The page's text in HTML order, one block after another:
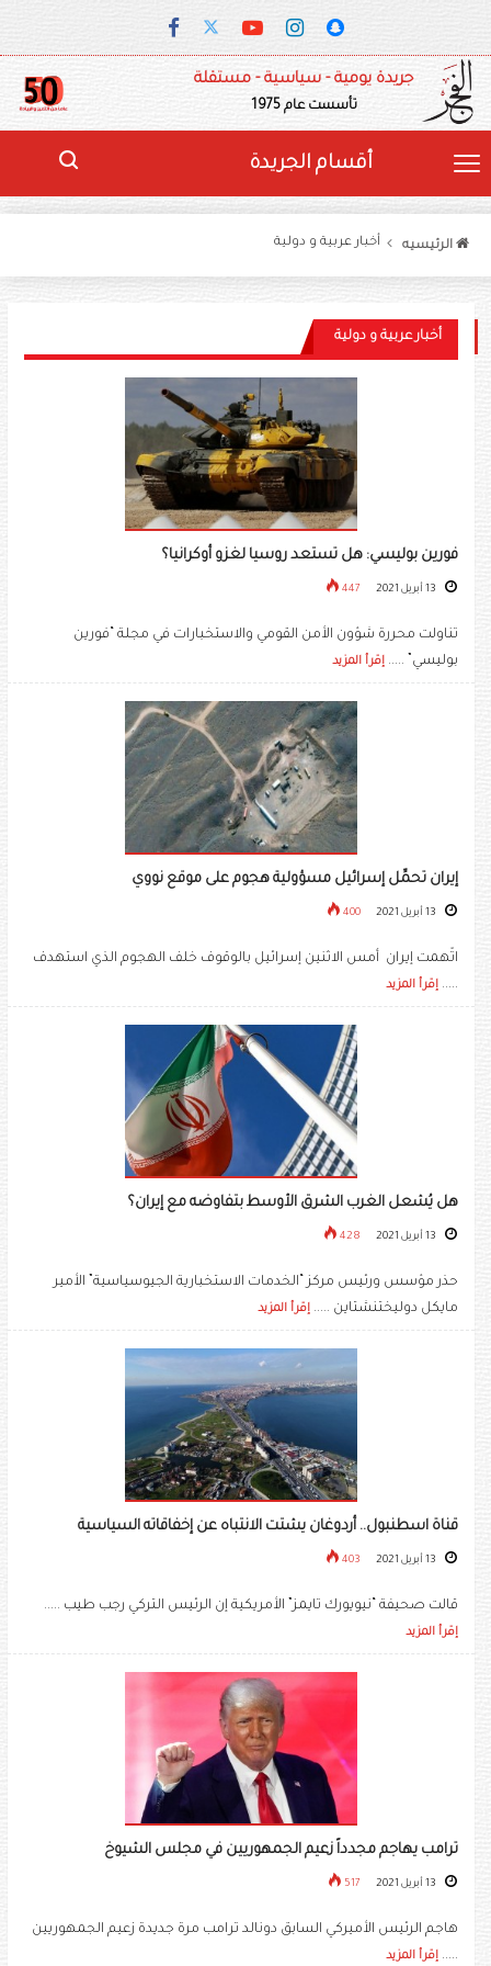
جريدة يومية - سياسية - مستقلة
تأسست عام 1975
أقسام الجريدة
الرئيسيه أخبار عربية و دولية
أخبار عربية و دولية
فورين بوليسي: هل تستعد روسيا لغزو أوكرانيا؟
447
تناولت محررة شؤون الأمن القومي والاستخبارات في مجلة “فورين
بوليسي” ..... إقرأ المزيد
إيران تحمِّل إسرائيل مسؤولية هجوم على موقع نووي
400
اتّهمت إيران أمس الاثنين إسرائيل بالوقوف خلف الهجوم الذي استهدف
..... إقرأ المزيد
هل يُشعل الغرب الشرق الأوسط بتفاوضه مع إيران؟
428
حذر مؤسس ورئيس مركز “الخدمات الاستخبارية الجيوسياسية” الأمير
مايكل دوليختنشتاين ..... إقرأ المزيد
قناة اسطنبول.. أردوغان يشتت الانتباه عن إخفاقاته السياسية
403
قالت صحيفة “نيويورك تايمز” الأمريكية إن الرئيس التركي رجب طيب .....
إقرأ المزيد
ترامب يهاجم مجدداً زعيم الجمهوريين في مجلس الشيوخ
517
هاجم الرئيس الأميركي السابق دونالد ترامب مرة جديدة زعيم الجمهوريين
..... إقرأ المزيد